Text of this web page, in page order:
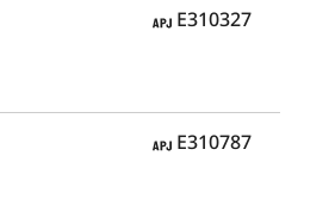
APJ
E310327
APJ
E310787